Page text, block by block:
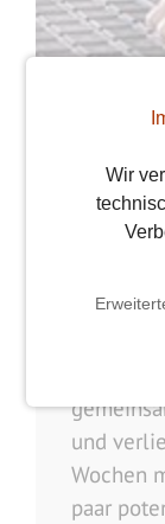
Wir
So
und
Wochen
paar